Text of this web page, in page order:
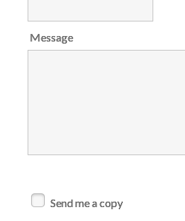
Message
Send me a copy